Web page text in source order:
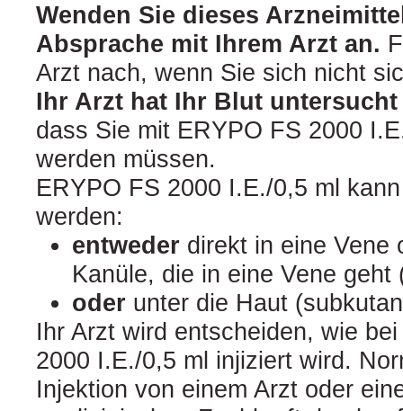
Wenden Sie dieses
Absprache mit Ihrem Arzt an.
Arzt nach, wenn Sie sich nicht
Ihr Arzt hat Ihr Blut
dass Sie mit ERYPO FS 2000
werden müssen.
ERYPO FS 2000 I.E./0,5 ml
werden:
entweder direkt in eine Vene
Kanüle, die in eine Vene geht
oder unter die Haut
Ihr Arzt wird entscheiden, wie
2000 I.E./0,5 ml injiziert wird.
Injektion von einem Arzt oder